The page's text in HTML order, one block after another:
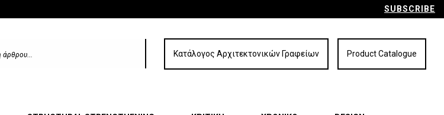
SUBSCRIBE
Κατάλογος Αρχιτεκτονικών Γραφείων Product Catalogue